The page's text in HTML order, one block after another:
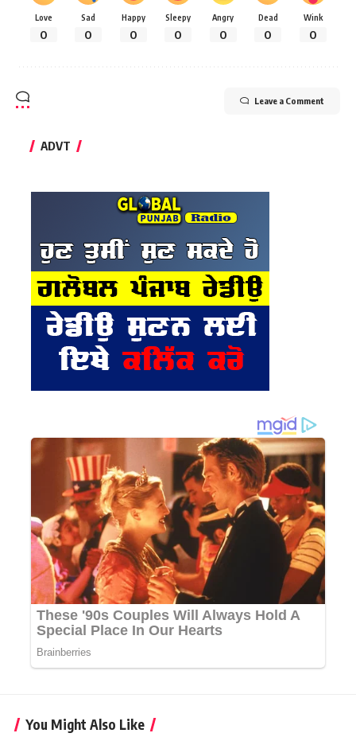
Love
0
Sad
0
Happy
0
Sleepy
0
Angry
0
Dead
0
Wink
0
Leave a Comment
ADVT
You Might Also Like